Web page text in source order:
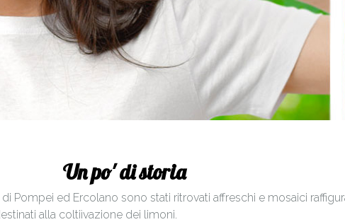
Un po' di storia
Pompei ed Ercolano sono stati ritrovati affreschi e mosaici
alla coltiìvazione dei limoni.